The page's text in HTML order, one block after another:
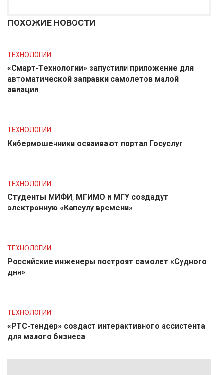
ПОХОЖИЕ НОВОСТИ
ТЕХНОЛОГИИ
«Смарт-Технологии» запустили приложение для
автоматической заправки самолетов малой
авиации
ТЕХНОЛОГИИ
Кибермошенники осваивают портал Госуслуг
ТЕХНОЛОГИИ
Студенты МИФИ, МГИМО и МГУ создадут
электронную «Капсулу времени»
ТЕХНОЛОГИИ
Российские инженеры построят самолет «Судного
дня»
ТЕХНОЛОГИИ
«РТС-тендер» создаст интерактивного ассистента
для малого бизнеса